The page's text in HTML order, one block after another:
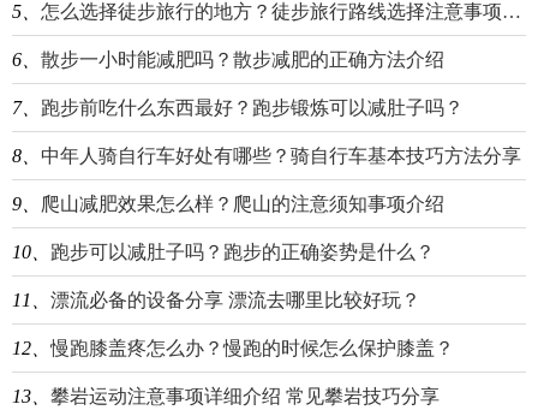
5、 怎么选择徒步旅行的地方？徒步旅行路线选择注意事项介绍
6、 散步一小时能减肥吗？散步减肥的正确方法介绍
7、 跑步前吃什么东西最好？跑步锻炼可以减肚子吗？
8、 中年人骑自行车好处有哪些？骑自行车基本技巧方法分享
9、 爬山减肥效果怎么样？爬山的注意须知事项介绍
10、 跑步可以减肚子吗？跑步的正确姿势是什么？
11、 漂流必备的设备分享 漂流去哪里比较好玩？
12、 慢跑膝盖疼怎么办？慢跑的时候怎么保护膝盖？
13、 攀岩运动注意事项详细介绍 常见攀岩技巧分享